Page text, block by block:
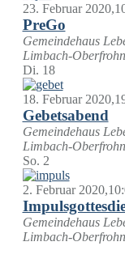
23. Februar
PreGo
Gemeindehaus
Limbach-
Di. 18
18. Februar
Gebetsabend
Gemeindehaus
Limbach-
So. 2
2. Februar
Gemeindehaus
Limbach-